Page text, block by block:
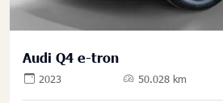
Audi Q4 e-tron
2023 50.028 km